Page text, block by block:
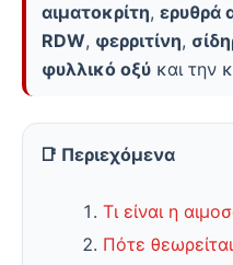
αιματοκρίτη, ερυθρά
RDW, φερριτίνη,
φυλλικό οξύ και την
📑 Περιεχόμενα
Τι είναι η
Πότε